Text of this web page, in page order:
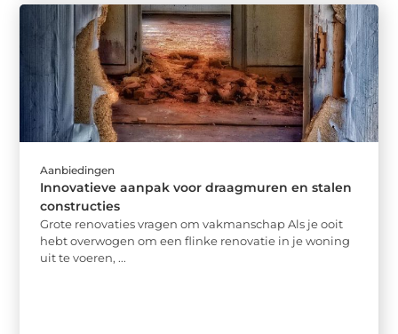
Aanbiedingen
Innovatieve aanpak voor draagmuren en stalen
constructies
Grote renovaties vragen om vakmanschap Als je ooit
hebt overwogen om een flinke renovatie in je woning
uit te voeren, ...